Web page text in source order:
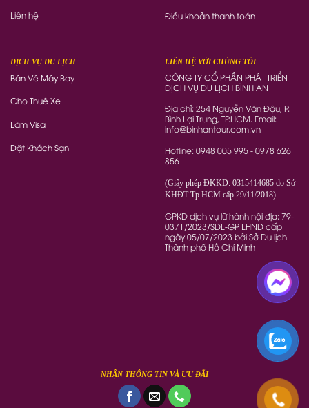
Liên hệ
Điều khoản thanh toán
DỊCH VỤ DU LỊCH
Bán Vé Máy Bay
Cho Thuê Xe
Làm Visa
Đặt Khách Sạn
LIÊN HỆ VỚI CHÚNG TÔI
CÔNG TY CỔ PHẦN PHÁT TRIỂN
DỊCH VỤ DU LỊCH BÌNH AN
Địa chỉ: 254 Nguyễn Văn Đậu, P.
Bình Lợi Trung, TP.HCM. Email:
info@binhantour.com.vn
Hotline: 0948 005 995 - 0978 626
856
(Giấy phép ĐKKD: 0315414685 do Sở
KHĐT Tp.HCM cấp 29/11/2018)
GPKD dịch vụ lữ hành nội địa: 79-
0371/2023/SDL-GP LHND cấp
ngày 05/07/2023 bởi Sở Du lịch
Thành phố Hồ Chí Minh
NHẬN THÔNG TIN VÀ ƯU ĐÃI